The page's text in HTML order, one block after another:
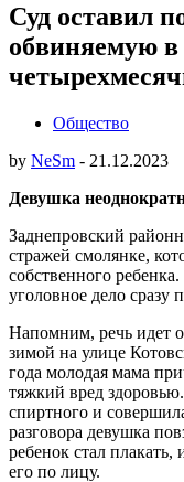
Суд оставил
обвиняемую в
Общество
by NeSm - 21.12.2023
Девушка
Заднепровский
стражей смолянке,
собственного
уголовное дело сразу
Напомним, речь идет о
зимой на улице
года молодая мама
тяжкий вред
спиртного и
разговора девушка
ребенок стал плакать,
его по лицу.